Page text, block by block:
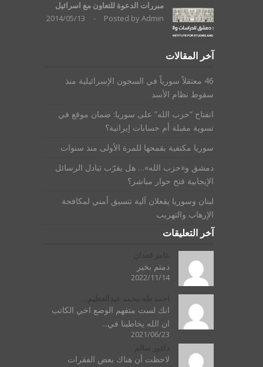
مبررات الدعوة للتعاون مع اسرائيل
Posted byAdmin
-
2014/05/13
آخر المقالات
46 معتقلاً سورياً في السجون الإسرائيلية منذ
سقوط نظام الأسد
انفتاح “حزب الله” على سوريا: ضمان موقع في
تسوية مقبلة أم حسابات إيرانية؟
سوريا مكتفية بقمحها للمرة الأولى منذ سنوات
دمشق و«حزب الله»… هل يقرّب تبادل الرسائل
الإيجابية فتح حوار مباشر؟
لبنان وسوريا يفعلان آلية تنسيق أمني لمكافحة
الإرهاب والتهريب
آخر التعليقات
دمتم بخير
2022/11/14
انك لست متفهم الوضع اخي الكاتب
ان الله يخاطبنا في...
2021/06/23
لاحظت أن هناك بعض الفقرات